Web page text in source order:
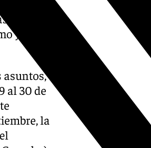
el alcalde,
y
asuntos,
al 30 de
la